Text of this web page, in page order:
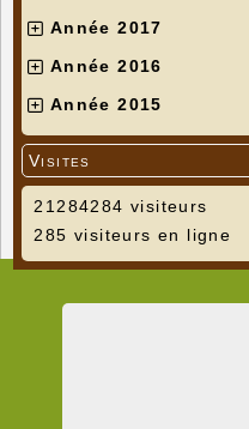
Année 2017
Année 2016
Année 2015
Visites
21284284 visiteurs
285 visiteurs en ligne